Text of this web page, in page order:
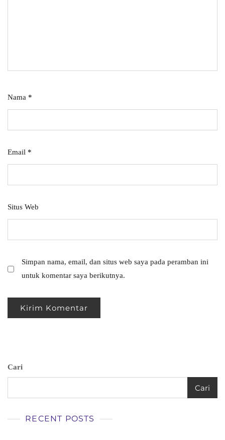
Nama *
Email *
Situs Web
Simpan nama, email, dan situs web saya pada peramban ini
untuk komentar saya berikutnya.
Cari
Cari
RECENT POSTS